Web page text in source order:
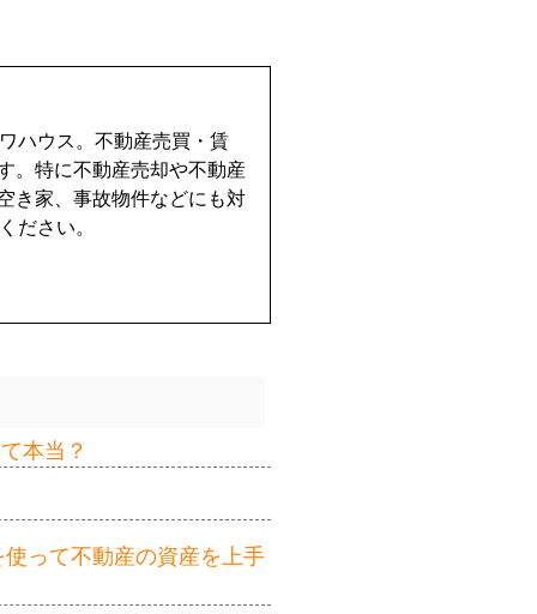
ハウス。不動産売買・賃
。特に不動産売却や不動産
き家、事故物件などにも対
ださい。
本当？
って不動産の資産を上手